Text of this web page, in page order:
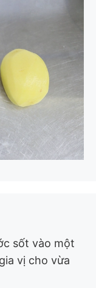
sốt vào một
vị cho vừa